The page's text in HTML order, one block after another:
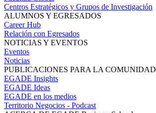
Centros Estratégicos y Grupos de Investigación
ALUMNOS Y EGRESADOS
Career Hub
Relación con Egresados
NOTICIAS Y EVENTOS
Eventos
Noticias
PUBLICACIONES PARA LA COMUNIDAD
EGADE Insights
EGADE Ideas
EGADE en los medios
Territorio Negocios - Podcast